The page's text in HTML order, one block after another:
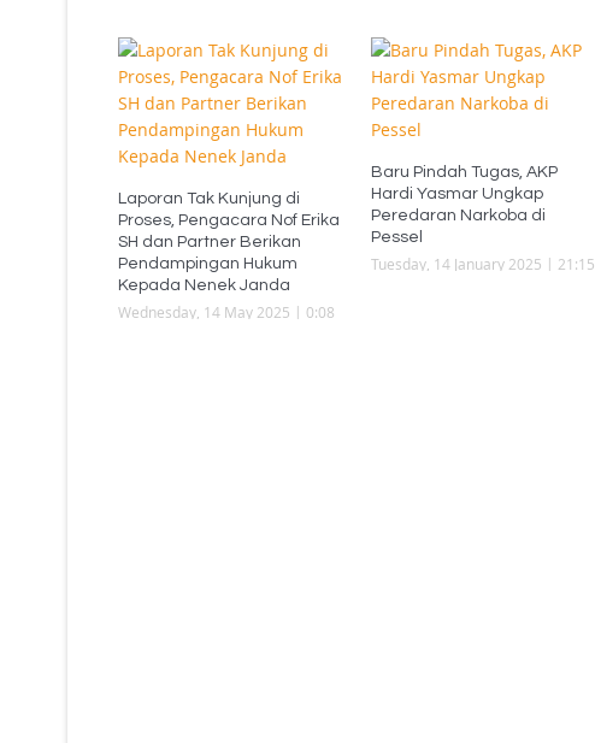
Laporan Tak Kunjung di
Proses, Pengacara Nof Erika
SH dan Partner Berikan
Pendampingan Hukum
Kepada Nenek Janda
Wednesday, 14 May 2025 | 0:08
Baru Pindah Tugas, AKP
Hardi Yasmar Ungkap
Peredaran Narkoba di
Pessel
Tuesday, 14 January 2025 | 21:15